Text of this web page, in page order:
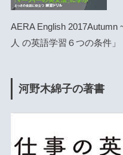
AERA English 2017Autumn
人 の英語学習６つの条件」
河野木綿子の著書